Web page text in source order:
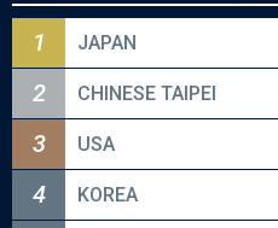
侍ジャパンU-
高校日本代表 対
2026.9.7 -
1 JAPAN
2 CHINESE TAIPEI
3 USA
4 KOREA